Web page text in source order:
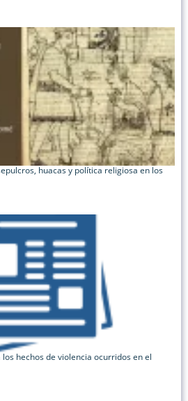
huacas y política religiosa en los
hechos de violencia ocurridos en el